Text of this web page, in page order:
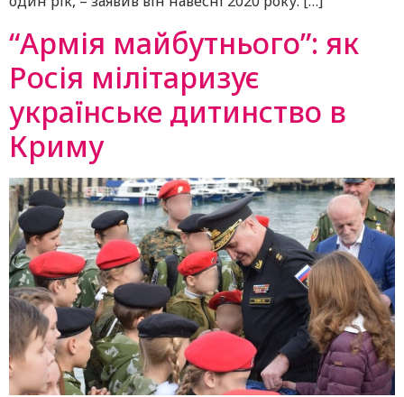
“Армія майбутнього”: як
Росія мілітаризує
українське дитинство в
Криму